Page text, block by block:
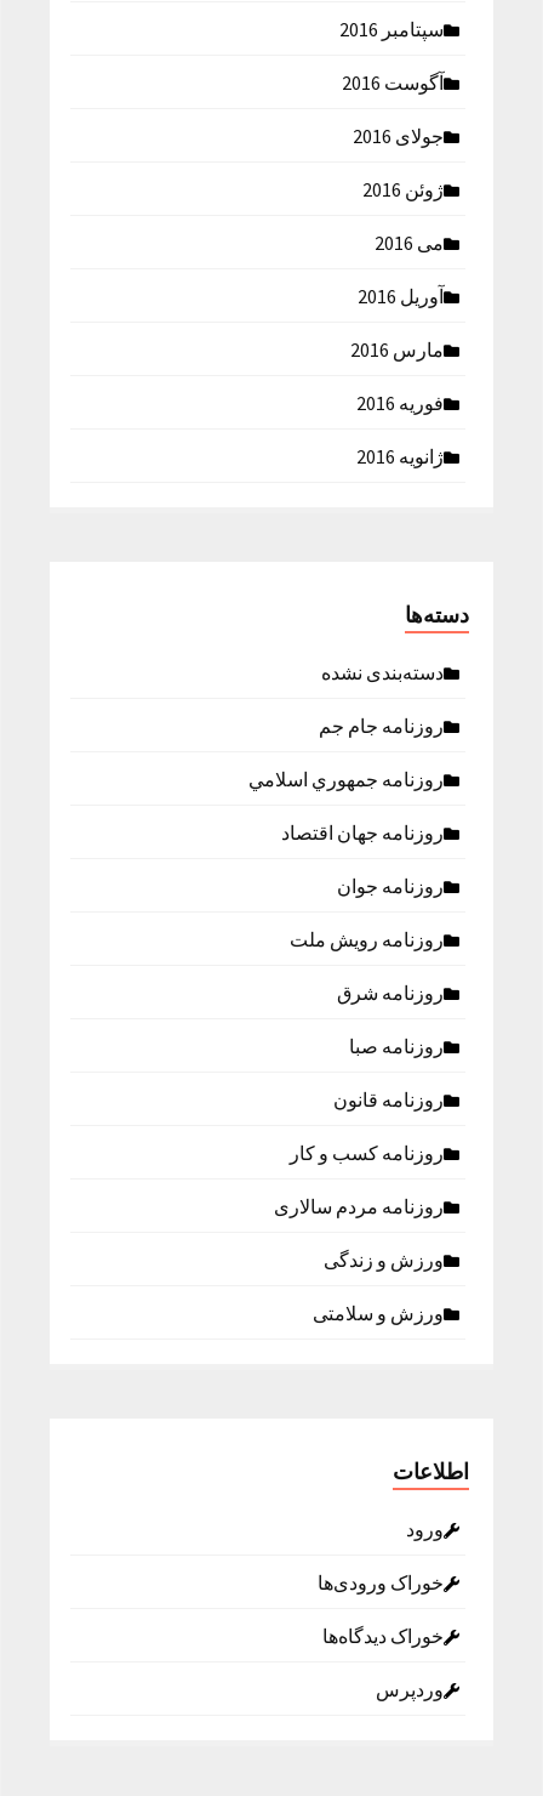
سپتامبر 2016
آگوست 2016
جولای 2016
ژوئن 2016
می 2016
آوریل 2016
مارس 2016
فوریه 2016
ژانویه 2016
دسته‌ها
دسته‌بندی نشده
روزنامه جام جم
روزنامه جمهوري اسلامي
روزنامه جهان اقتصاد
روزنامه جوان
روزنامه رویش ملت
روزنامه شرق
روزنامه صبا
روزنامه قانون
روزنامه كسب و كار
روزنامه مردم سالاری
ورزش و زندگی
ورزش و سلامتی
اطلاعات
ورود
خوراک ورودی‌ها
خوراک دیدگاه‌ها
وردپرس